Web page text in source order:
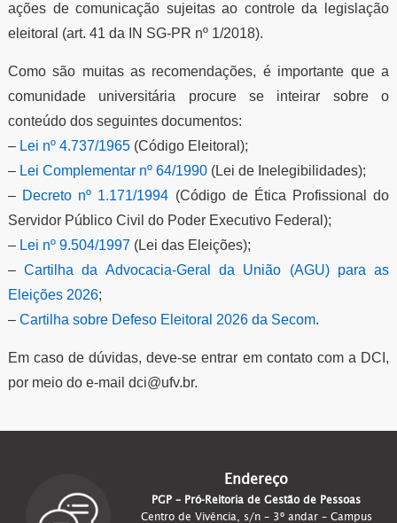
ações de comunicação sujeitas ao controle da legislação
eleitoral (art. 41 da IN SG-PR nº 1/2018).
Como são muitas as recomendações, é importante que a
comunidade universitária procure se inteirar sobre o
conteúdo dos seguintes documentos:
– Lei nº 4.737/1965(Código Eleitoral);
– Lei Complementar nº 64/1990(Lei de Inelegibilidades);
– Decreto nº 1.171/1994 (Código de Ética Profissional do
Servidor Público Civil do Poder Executivo Federal);
– Lei nº 9.504/1997(Lei das Eleições);
–Cartilha da Advocacia-Geral da União (AGU) para as
Eleições 2026;
– Cartilha sobre Defeso Eleitoral 2026 da Secom.
Em caso de dúvidas, deve-se entrar em contato com a DCI,
por meio do e-mail dci@ufv.br.
Endereço
PGP – Pró-Reitoria de Gestão de Pessoas
Centro de Vivência, s/n – 3º andar – Campus